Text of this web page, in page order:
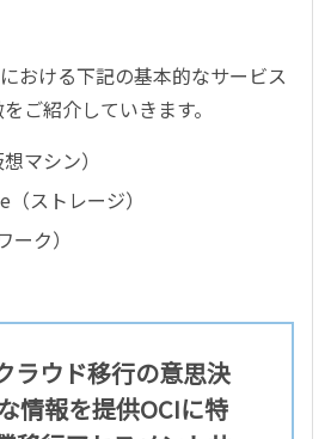
おける下記の基本的なサービス
ご紹介していきます。
マシン）
ストレージ）
ーク）
ラウド移行の意思決
情報を提供OCIに特